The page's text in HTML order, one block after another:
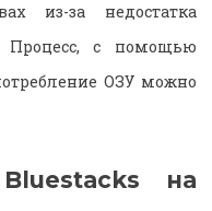
из-за недостатка
Процесс, с помощью
ОЗУ можно
на